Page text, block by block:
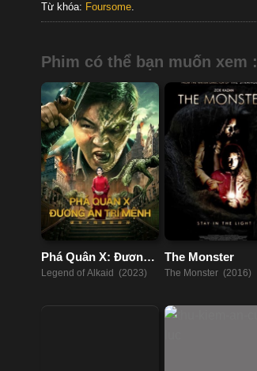
Từ khóa: Foursome.
Phim có thể bạn muốn xem :
Phá Quân X: Đương
Án Trí Mệnh
Legend of Alkaid (2023)
The Monster
The Monster (2016)